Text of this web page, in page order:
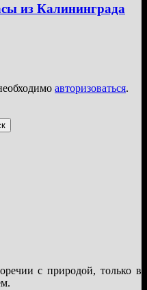
из Калининграда
авторизоваться.
с природой, только в